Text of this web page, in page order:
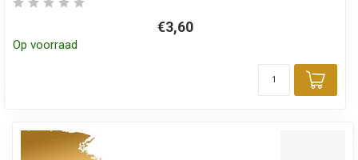
€3,60
Op voorraad